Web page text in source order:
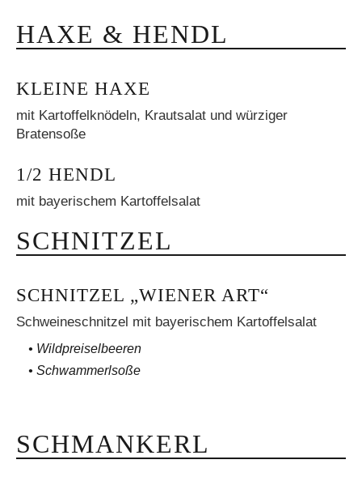
HAXE & HENDL
KLEINE HAXE
mit Kartoffelknödeln, Krautsalat und würziger
Bratensoße
1/2 HENDL
mit bayerischem Kartoffelsalat
SCHNITZEL
SCHNITZEL „WIENER ART“
Schweineschnitzel mit bayerischem Kartoffelsalat
• Wildpreiselbeeren
• Schwammerlsoße
SCHMANKERL